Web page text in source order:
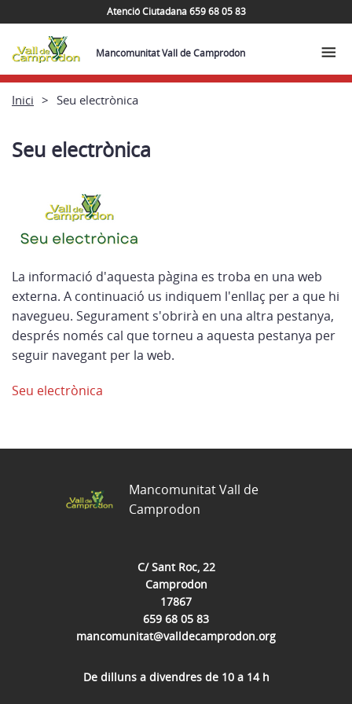
Atenció Ciutadana 659 68 05 83
Mancomunitat Vall de Camprodon
Inici Seu electrònica
Seu electrònica
La informació d'aquesta pàgina es troba en una web
externa. A continuació us indiquem l'enllaç per a que hi
navegueu. Segurament s'obrirà en una altra pestanya,
després només cal que torneu a aquesta pestanya per
seguir navegant per la web.
Seu electrònica
C/ Sant Roc, 22
Camprodon
17867
659 68 05 83
mancomunitat@valldecamprodon.org
De dilluns a divendres de 10 a 14 h
Mancomunitat Vall de
Camprodon